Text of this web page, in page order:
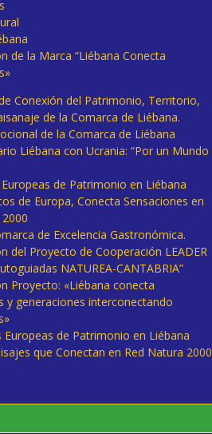
de la Marca “Liébana Conecta
Conexión del Patrimonio, Territorio,
de la Comarca de Liébana.
de la Comarca de Liébana
Liébana con Ucrania: “Por un Mundo
Europeas de Patrimonio en Liébana
de Europa, Conecta Sensaciones en
de Excelencia Gastronómica.
del Proyecto de Cooperación LEADER
NATUREA-CANTABRIA”
Proyecto: «Liébana conecta
y generaciones interconectando
Europeas de Patrimonio en Liébana
que Conectan en Red Natura 2000